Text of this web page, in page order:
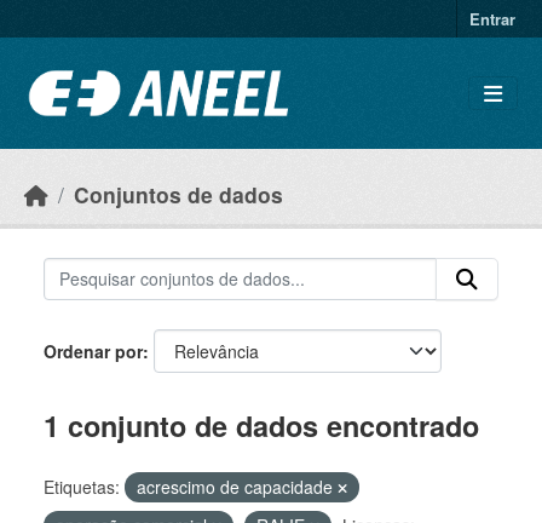
Entrar
Conjuntos de dados
Ordenar por
1 conjunto de dados encontrado
Etiquetas:
acrescimo de capacidade